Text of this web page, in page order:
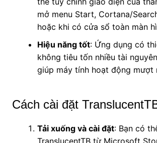
mở menu Start, Cortana/
hoặc khi có cửa sổ toàn màn
Hiệu năng tốt: Ứng dụng có
không tiêu tốn nhiều tài
giúp máy tính hoạt động mượt
Cách cài đặt
Tải xuống và cài đặt: Bạn có